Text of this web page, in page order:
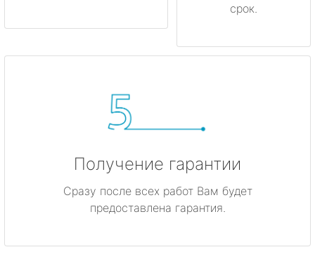
срок.
Получение гарантии
Сразу после всех работ Вам будет
предоставлена гарантия.